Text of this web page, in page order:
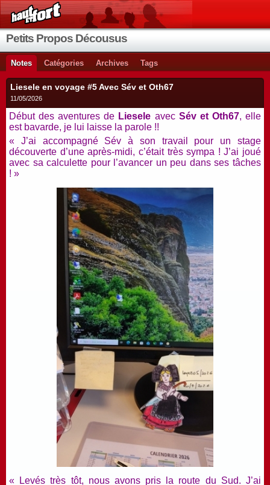
Petits Propos Décousus
Notes Catégories Archives Tags
Liesele en voyage #5 Avec Sév et Oth67
11/05/2026
Début des aventures de Liesele avec Sév et Oth67, elle
est bavarde, je lui laisse la parole !!
« J’ai accompagné Sév à son travail pour un stage
découverte d’une après-midi, c’était très sympa ! J’ai joué
avec sa calculette pour l’avancer un peu dans ses tâches
! »
« Levés très tôt, nous avons pris la route du Sud. J’ai